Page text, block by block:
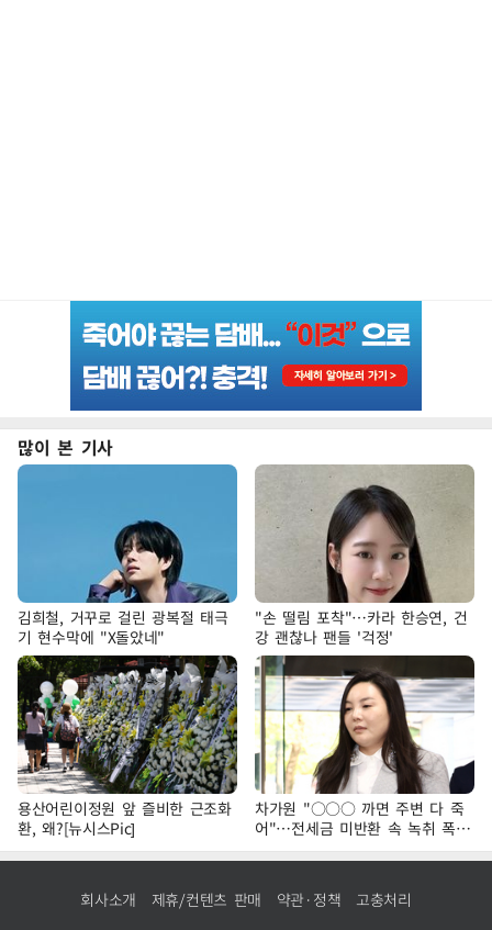
많이 본 기사
김희철, 거꾸로 걸린 광복절 태극
기 현수막에 "X돌았네"
"손 떨림 포착"…카라 한승연, 건
강 괜찮나 팬들 '걱정'
용산어린이정원 앞 즐비한 근조화
환, 왜?[뉴시스Pic]
차가원 "○○○ 까면 주변 다 죽
어"…전세금 미반환 속 녹취 폭로
파장
회사소개 제휴/컨텐츠 판매 약관·정책 고충처리